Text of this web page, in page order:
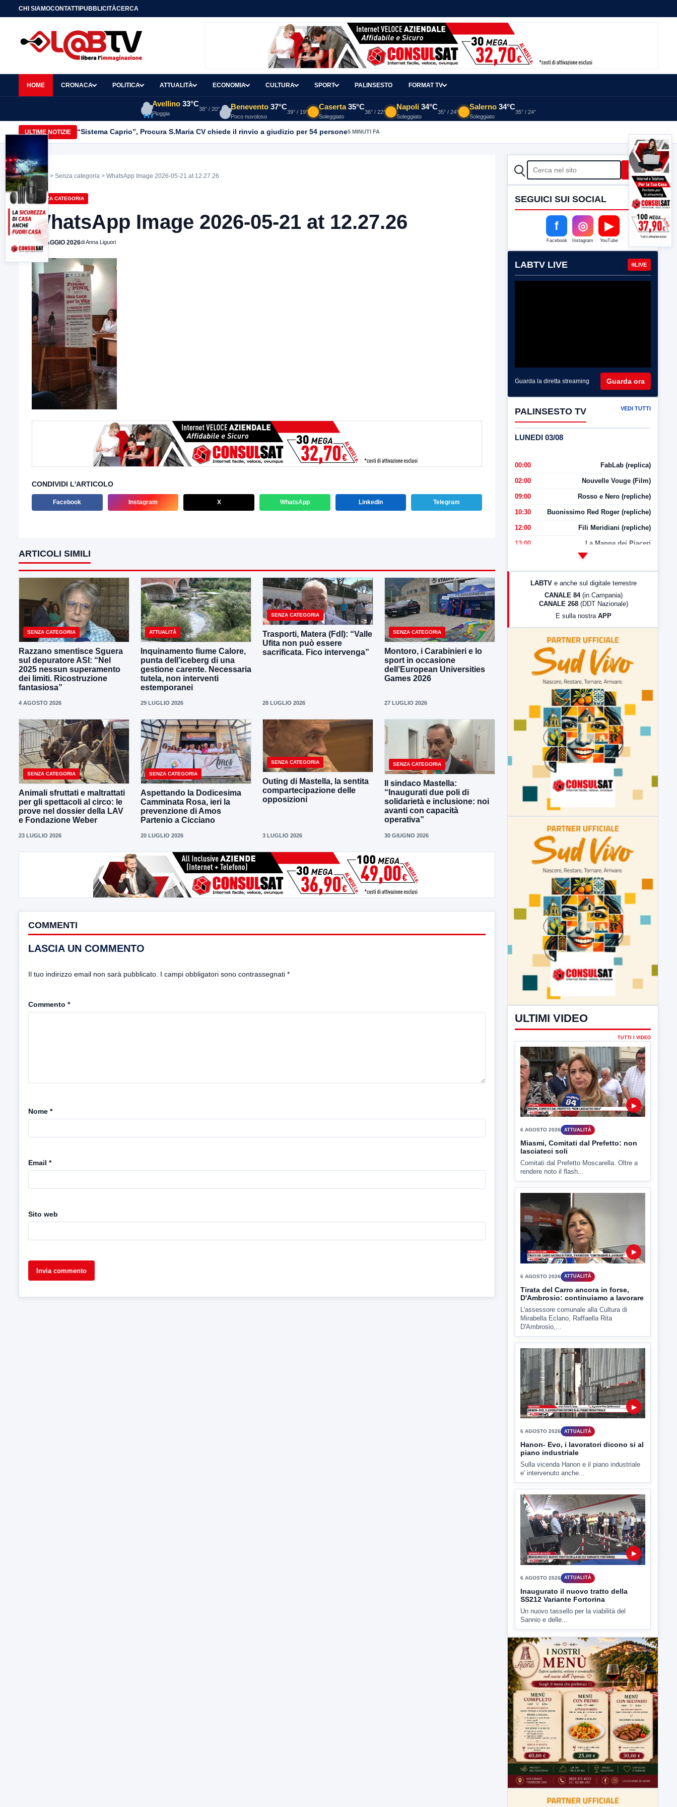
CHI SIAMOCONTATTIPUBBLICITÀCERCA
HOME CRONACA POLITICA ATTUALITÀ ECONOMIA CULTURA SPORT PALINSESTO FORMAT TV
Avellino 33°C
Pioggia
38° / 20° Benevento 37°C
Poco nuvoloso
39° / 19°
Caserta 35°C
Soleggiato
36° / 22°
Napoli 34°C
Soleggiato
35° / 24°
Salerno 34°C
Soleggiato
35° / 24°
ULTIME NOTIZIE “Sistema Caprio”, Procura S.Maria CV chiede il rinvio a giudizio per 54 persone5 MINUTI FA
Home > Senza categoria > WhatsApp Image 2026-05-21 at 12.27.26
SENZA CATEGORIA
WhatsApp Image 2026-05-21 at 12.27.26
21 MAGGIO 2026di Anna Liguori
CONDIVIDI L'ARTICOLO
Facebook Instagram X WhatsApp LinkedIn Telegram
ARTICOLI SIMILI
SENZA CATEGORIA
Razzano smentisce Sguera
sul depuratore ASI: “Nel
2025 nessun superamento
dei limiti. Ricostruzione
fantasiosa”
4 AGOSTO 2026
ATTUALITÀ
Inquinamento fiume Calore,
punta dell’iceberg di una
gestione carente. Necessaria
tutela, non interventi
estemporanei
29 LUGLIO 2026
SENZA CATEGORIA
Trasporti, Matera (FdI): “Valle
Ufita non può essere
sacrificata. Fico intervenga”
28 LUGLIO 2026
SENZA CATEGORIA
Montoro, i Carabinieri e lo
sport in occasione
dell’European Universities
Games 2026
27 LUGLIO 2026
SENZA CATEGORIA
Animali sfruttati e maltrattati
per gli spettacoli al circo: le
prove nel dossier della LAV
e Fondazione Weber
23 LUGLIO 2026
SENZA CATEGORIA
Aspettando la Dodicesima
Camminata Rosa, ieri la
prevenzione di Amos
Partenio a Cicciano
20 LUGLIO 2026
SENZA CATEGORIA
Outing di Mastella, la sentita
compartecipazione delle
opposizioni
3 LUGLIO 2026
SENZA CATEGORIA
Il sindaco Mastella:
“Inaugurati due poli di
solidarietà e inclusione: noi
avanti con capacità
operativa”
30 GIUGNO 2026
COMMENTI
LASCIA UN COMMENTO
Il tuo indirizzo email non sarà pubblicato. I campi obbligatori sono contrassegnati *
Commento *
Nome *
Email *
Sito web
CERCA Cerca
SEGUICI SUI SOCIAL
f
Facebook
◎
Instagram
▶
YouTube
LABTV LIVE LIVE
Guarda la diretta streaming Guarda ora
PALINSESTO TV VEDI TUTTI
LUNEDI 03/08
00:00 FabLab (replica)
02:00 Nouvelle Vouge (Film)
09:00 Rosso e Nero (repliche)
10:30 Buonissimo Red Roger (repliche)
12:00 Fili Meridiani (repliche)
13:00 La Mappa dei Piaceri
LabNews (Diretta)
LabNews (replica)
LABTV e anche sul digitale terrestre
CANALE 84 (in Campania)
CANALE 268 (DDT Nazionale)
E sulla nostra APP
ULTIMI VIDEO
TUTTI I VIDEO
6 AGOSTO 2026 ATTUALITÀ
Miasmi, Comitati dal Prefetto: non
lasciateci soli
Comitati dal Prefetto Moscarella. Oltre a
rendere noto il flash...
Tirata del Carro ancora in forse,
D'Ambrosio: continuiamo a lavorare
L'assessore comunale alla Cultura di
Mirabella Eclano, Raffaella Rita
D'Ambrosio,...
6 AGOSTO 2026 ATTUALITÀ
Hanon- Evo, i lavoratori dicono si al
piano industriale
Sulla vicenda Hanon e il piano industriale
e' intervenuto anche...
6 AGOSTO 2026 ATTUALITÀ
Inaugurato il nuovo tratto della
SS212 Variante Fortorina
Un nuovo tassello per la viabilità del
Sannio e delle...